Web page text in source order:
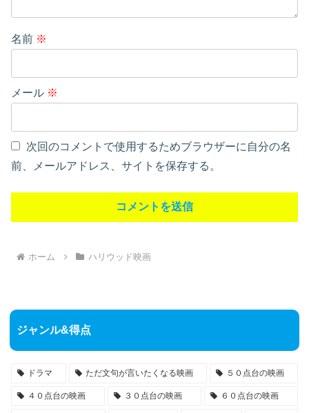
名前 ※
メール ※
次回のコメントで使用するためブラウザーに自分の名
前、メールアドレス、サイトを保存する。
ホーム ハリウッド映画
ジャンル&得点
ドラマ ただ文句が言いたくなる映画 ５０点台の映画
４０点台の映画 ３０点台の映画 ６０点台の映画